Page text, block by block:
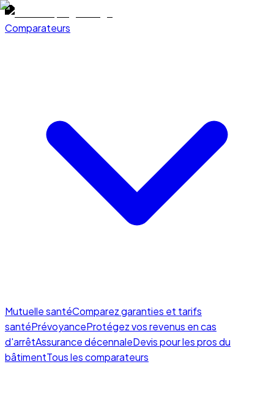
Comparateurs
Mutuelle santéComparez garanties et tarifs
santéPrévoyanceProtégez vos revenus en cas
d'arrêtAssurance décennaleDevis pour les pros du
bâtimentTous les comparateurs